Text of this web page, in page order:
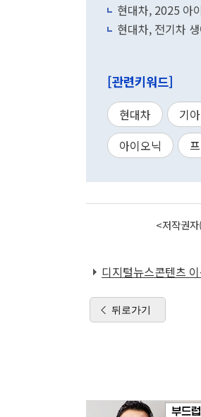
현대차, 2025 아
현대차, 전기차
[관련키워드]
현대차 기아
아이오닉
<저작권
디지털뉴스콘텐츠
뒤로가기